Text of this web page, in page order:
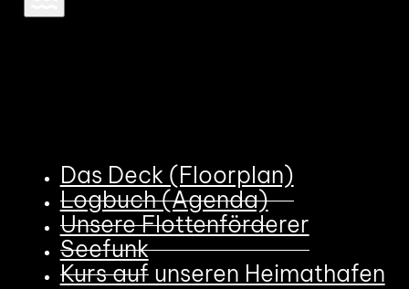
Das Deck (Floorplan)
Logbuch (Agenda)
Unsere Flottenförderer
Seefunk
Kurs auf unseren Heimathafen